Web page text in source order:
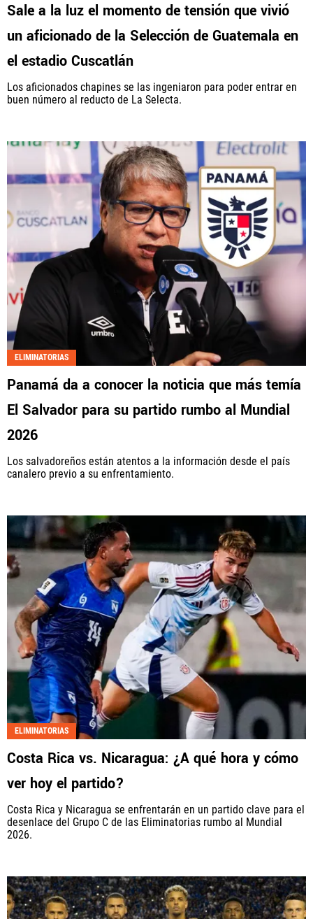
Sale a la luz el momento de tensión que vivió
un aficionado de la Selección de Guatemala en
el estadio Cuscatlán
Los aficionados chapines se las ingeniaron para poder entrar en
buen número al reducto de La Selecta.
ELIMINATORIAS
Panamá da a conocer la noticia que más temía
El Salvador para su partido rumbo al Mundial
2026
Los salvadoreños están atentos a la información desde el país
canalero previo a su enfrentamiento.
ELIMINATORIAS
Costa Rica vs. Nicaragua: ¿A qué hora y cómo
ver hoy el partido?
Costa Rica y Nicaragua se enfrentarán en un partido clave para el
desenlace del Grupo C de las Eliminatorias rumbo al Mundial
2026.